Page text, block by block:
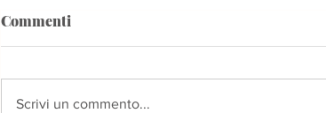
Commenti
Scrivi un commento...